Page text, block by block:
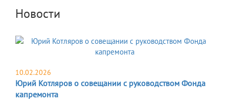
Новости
10.02.2026
Юрий Котляров о совещании с руководством Фонда
капремонта